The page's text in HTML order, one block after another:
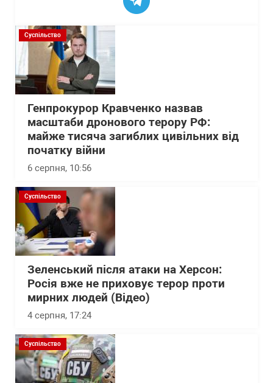
Суспільство
Генпрокурор Кравченко назвав
масштаби дронового терору РФ:
майже тисяча загиблих цивільних від
початку війни
6 серпня, 10:56
Суспільство
Зеленський після атаки на Херсон:
Росія вже не приховує терор проти
мирних людей (Відео)
4 серпня, 17:24
Суспільство